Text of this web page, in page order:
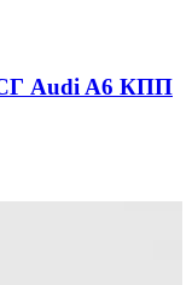
Audi A6 КПП